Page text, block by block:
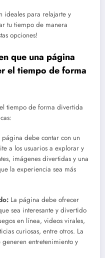
ideales para relajarte y
tu tiempo de manera
opciones!
que una página
el tiempo de forma
tiempo de forma divertida
página debe contar con un
a los usuarios a explorar y
imágenes divertidas y una
la experiencia sea más
La página debe ofrecer
sea interesante y divertido
en línea, videos virales,
curiosas, entre otros. La
entretenimiento y